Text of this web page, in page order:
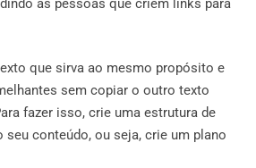
às pessoas que criem links para
que sirva ao mesmo propósito e
sem copiar o outro texto
fazer isso, crie uma estrutura de
seu conteúdo, ou seja, crie um plano